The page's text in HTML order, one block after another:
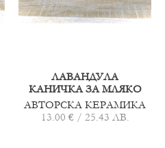
ЛАВАНДУЛА
КАНИЧКА ЗА МЛЯКО
АВТОРСКА КЕРАМИКА
13.00 € / 25.43 ЛВ.